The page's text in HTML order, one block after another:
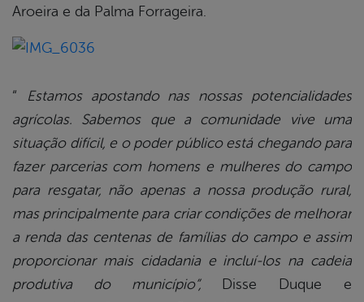
Aroeira e da Palma Forrageira.
“
Estamos apostando nas nossas potencialidades
agrícolas. Sabemos que a comunidade vive uma
situação difícil, e o poder público está chegando para
fazer parcerias com homens e mulheres do campo
para resgatar, não apenas a nossa produção rural,
mas principalmente para criar condições de melhorar
a renda das centenas de famílias do campo e assim
proporcionar mais cidadania e incluí-los na cadeia
produtiva do município”,
Disse Duque e